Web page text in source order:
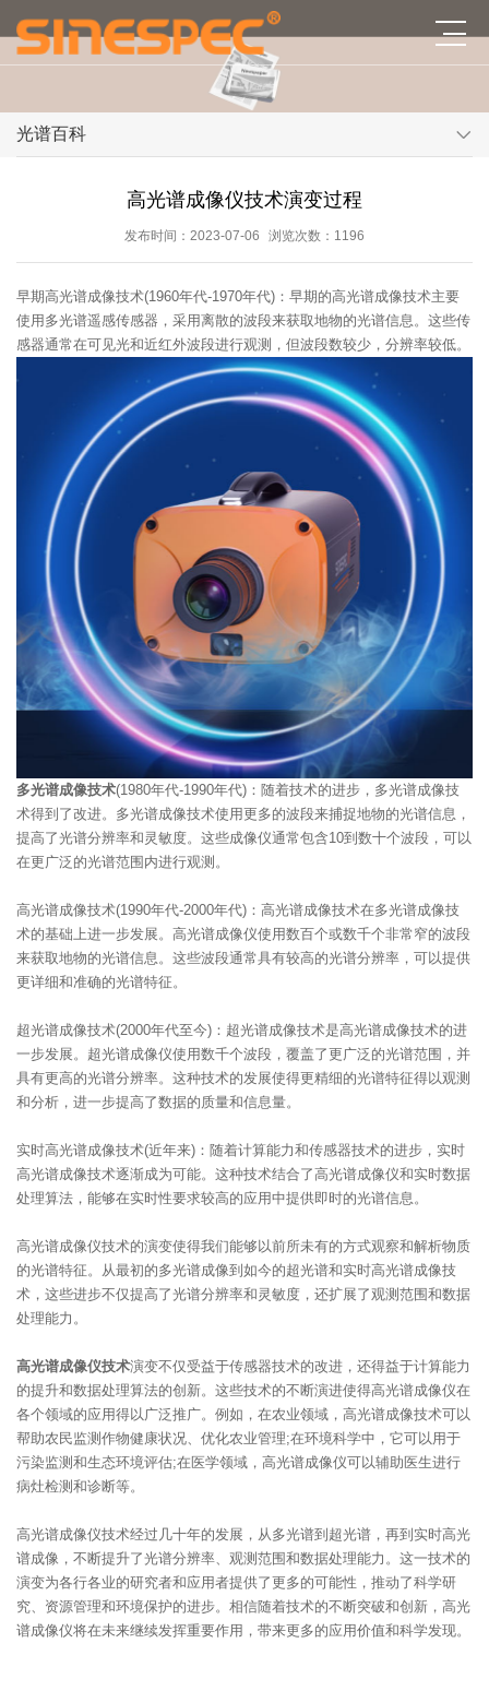
光谱百科
高光谱成像仪技术演变过程
发布时间：2023-07-06 浏览次数：1196
早期高光谱成像技术(1960年代-1970年代)：早期的高光谱成像技术主要
使用多光谱遥感传感器，采用离散的波段来获取地物的光谱信息。这些传
感器通常在可见光和近红外波段进行观测，但波段数较少，分辨率较低。
多光谱成像技术(1980年代-1990年代)：随着技术的进步，多光谱成像技
术得到了改进。多光谱成像技术使用更多的波段来捕捉地物的光谱信息，
提高了光谱分辨率和灵敏度。这些成像仪通常包含10到数十个波段，可以
在更广泛的光谱范围内进行观测。
高光谱成像技术(1990年代-2000年代)：高光谱成像技术在多光谱成像技
术的基础上进一步发展。高光谱成像仪使用数百个或数千个非常窄的波段
来获取地物的光谱信息。这些波段通常具有较高的光谱分辨率，可以提供
更详细和准确的光谱特征。
超光谱成像技术(2000年代至今)：超光谱成像技术是高光谱成像技术的进
一步发展。超光谱成像仪使用数千个波段，覆盖了更广泛的光谱范围，并
具有更高的光谱分辨率。这种技术的发展使得更精细的光谱特征得以观测
和分析，进一步提高了数据的质量和信息量。
实时高光谱成像技术(近年来)：随着计算能力和传感器技术的进步，实时
高光谱成像技术逐渐成为可能。这种技术结合了高光谱成像仪和实时数据
处理算法，能够在实时性要求较高的应用中提供即时的光谱信息。
高光谱成像仪技术的演变使得我们能够以前所未有的方式观察和解析物质
的光谱特征。从最初的多光谱成像到如今的超光谱和实时高光谱成像技
术，这些进步不仅提高了光谱分辨率和灵敏度，还扩展了观测范围和数据
处理能力。
高光谱成像仪技术演变不仅受益于传感器技术的改进，还得益于计算能力
的提升和数据处理算法的创新。这些技术的不断演进使得高光谱成像仪在
各个领域的应用得以广泛推广。例如，在农业领域，高光谱成像技术可以
帮助农民监测作物健康状况、优化农业管理;在环境科学中，它可以用于
污染监测和生态环境评估;在医学领域，高光谱成像仪可以辅助医生进行
病灶检测和诊断等。
高光谱成像仪技术经过几十年的发展，从多光谱到超光谱，再到实时高光
谱成像，不断提升了光谱分辨率、观测范围和数据处理能力。这一技术的
演变为各行各业的研究者和应用者提供了更多的可能性，推动了科学研
究、资源管理和环境保护的进步。相信随着技术的不断突破和创新，高光
谱成像仪将在未来继续发挥重要作用，带来更多的应用价值和科学发现。